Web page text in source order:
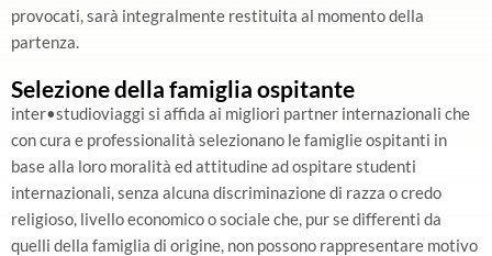
provocati, sarà integralmente restituita al momento della
partenza.
Selezione della famiglia ospitante
inter•studioviaggi si affida ai migliori partner internazionali che
con cura e professionalità selezionano le famiglie ospitanti in
base alla loro moralità ed attitudine ad ospitare studenti
internazionali, senza alcuna discriminazione di razza o credo
religioso, livello economico o sociale che, pur se differenti da
quelli della famiglia di origine, non possono rappresentare motivo